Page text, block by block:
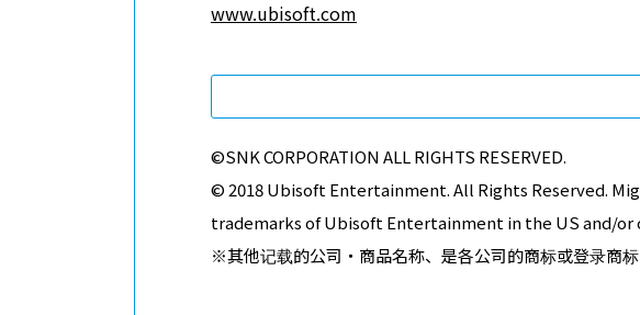
www.ubisoft.com
©SNK CORPORATION ALL RIGHTS RESERVED.
© 2018 Ubisoft Entertainment. All Rights Reserved.
trademarks of Ubisoft Entertainment in the US and/or
※其他记载的公司・商品名称、是各公司的商标或登录商标